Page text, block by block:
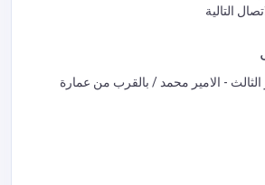
التالية
الثالث - الامير محمد / بالقرب من عمارة